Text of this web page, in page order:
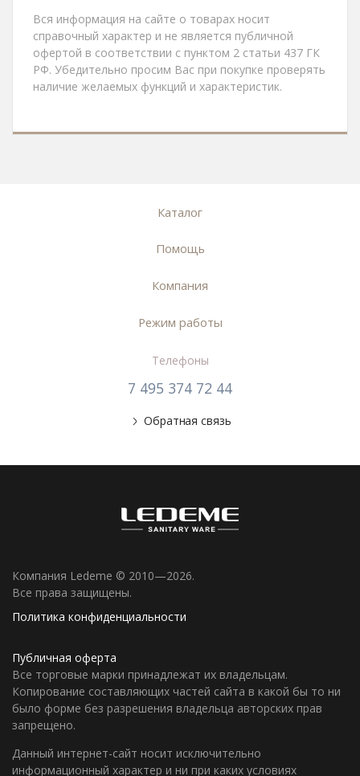
Вся информация на сайте о товарах носит
справочный характер и не является публичной
офертой в соответствии с пунктом 2 статьи 437 ГК
РФ. Убедительно просим Вас при покупке проверять
наличие желаемых функций и характеристик.
Каталог
Помощь
Компания
Режим работы
Телефоны
7 495 374 72 44
Обратная связь
Компания Ledeme © 2010—2026.
Все права защищены.
Политика конфиденциальности
Публичная оферта
Все торговые марки принадлежат их владельцам.
Копирование составляющих частей сайта в какой бы то ни
было форме без разрешения владельца авторских прав
запрещено.
Данный интернет-сайт носит исключительно
информационный характер и ни при каких условиях